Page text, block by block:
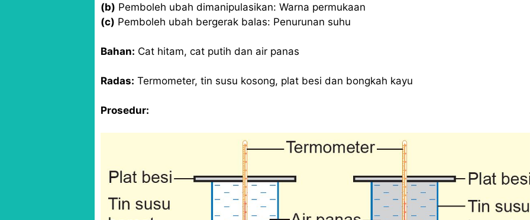
(b) Pemboleh ubah dimanipulasikan: Warna permukaan
(c) Pemboleh ubah bergerak balas: Penurunan suhu
Bahan: Cat hitam, cat putih dan air panas
Radas: Termometer, tin susu kosong, plat besi dan bongkah kayu
Prosedur: